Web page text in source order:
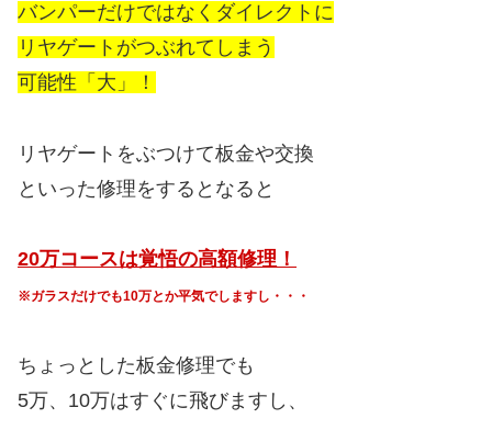
バンパーだけではなくダイレクトに
リヤゲートがつぶれてしまう
可能性「大」！
リヤゲートをぶつけて板金や交換
といった修理をするとなると
20万コースは覚悟の高額修理！
※ガラスだけでも10万とか平気でしますし・・・
ちょっとした板金修理でも
5万、10万はすぐに飛びますし、